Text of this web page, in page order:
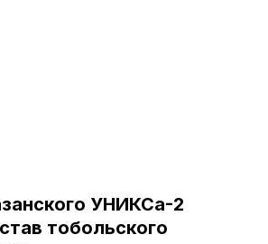
УНИКСа-2
тобольского